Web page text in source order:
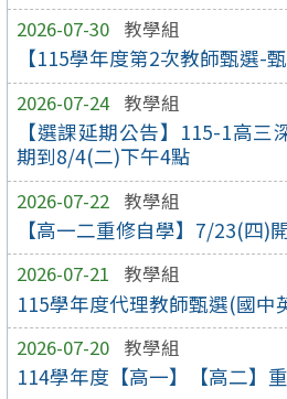
2026-07-30 教學組
【115學年度第2次教師甄選-
2026-07-24 教學組
【選課延期公告】115-1高
期到8/4(二)下午4點
2026-07-22 教學組
【高一二重修自學】7/23(四)
2026-07-21 教學組
115學年度代理教師甄選(國中
2026-07-20 教學組
114學年度【高一】【高二】